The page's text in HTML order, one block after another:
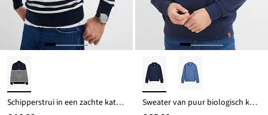
Schipperstrui in een zachte katoenmix Sweater van puur biologisch katoen met ritssluiting